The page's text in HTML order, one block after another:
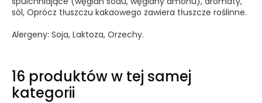
sól, Oprócz tłuszczu kakaowego zawiera tłuszcze roślinne.
Alergeny: Soja, Laktoza, Orzechy.
16 produktów w tej samej
kategorii